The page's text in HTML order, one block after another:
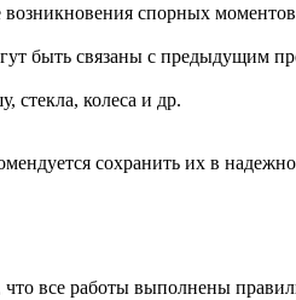
спорных
быть связаны с предыдущим
стекла, колеса и др.
сохранить их в
все работы выполнены